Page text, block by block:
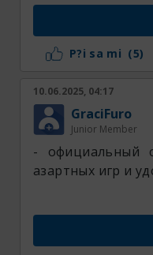
P?i sa mi (5)
10.06.2025, 04:17
GraciFuro
Junior Member
- официальный
азартных игр и